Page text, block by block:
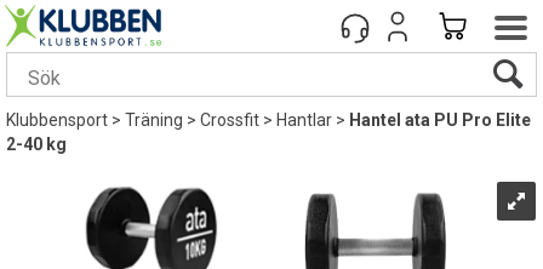
Klubbensport>Träning>Crossfit>Hantlar> Hantel ata PU Pro Elite
2-40 kg